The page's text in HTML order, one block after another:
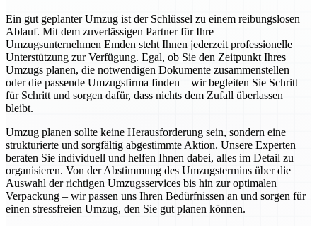
Ein gut geplanter Umzug ist der Schlüssel zu einem reibungslosen
Ablauf. Mit dem zuverlässigen Partner für Ihre
Umzugsunternehmen Emden steht Ihnen jederzeit professionelle
Unterstützung zur Verfügung. Egal, ob Sie den Zeitpunkt Ihres
Umzugs planen, die notwendigen Dokumente zusammenstellen
oder die passende Umzugsfirma finden – wir begleiten Sie Schritt
für Schritt und sorgen dafür, dass nichts dem Zufall überlassen
bleibt.
Umzug planen sollte keine Herausforderung sein, sondern eine
strukturierte und sorgfältig abgestimmte Aktion. Unsere Experten
beraten Sie individuell und helfen Ihnen dabei, alles im Detail zu
organisieren. Von der Abstimmung des Umzugstermins über die
Auswahl der richtigen Umzugsservices bis hin zur optimalen
Verpackung – wir passen uns Ihren Bedürfnissen an und sorgen für
einen stressfreien Umzug, den Sie gut planen können.